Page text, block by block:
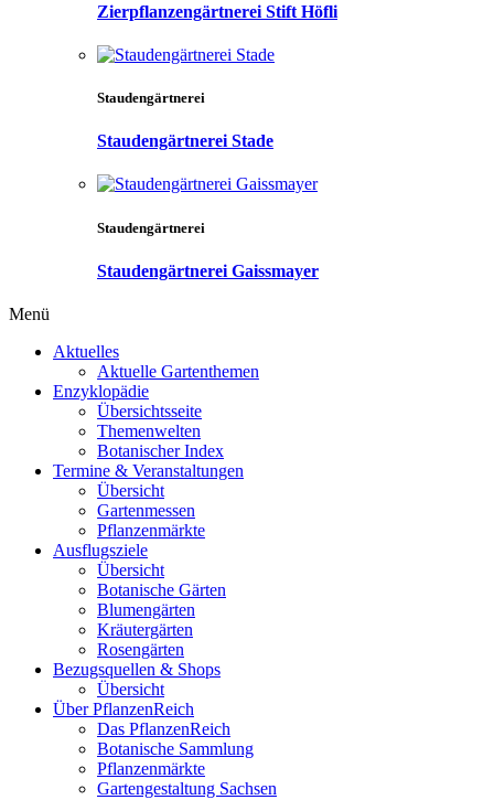
Zierpflanzengärtnerei Stift Höfli
Staudengärtnerei
Staudengärtnerei Stade
Staudengärtnerei
Staudengärtnerei Gaissmayer
Menü
Aktuelles
Aktuelle Gartenthemen
Enzyklopädie
Übersichtsseite
Themenwelten
Botanischer Index
Termine & Veranstaltungen
Übersicht
Gartenmessen
Pflanzenmärkte
Ausflugsziele
Übersicht
Botanische Gärten
Blumengärten
Kräutergärten
Rosengärten
Bezugsquellen & Shops
Übersicht
Über PflanzenReich
Das PflanzenReich
Botanische Sammlung
Pflanzenmärkte
Gartengestaltung Sachsen